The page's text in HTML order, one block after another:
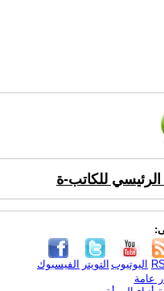
الرئيسي للكاتب-ة
الفيسبوك التويتر اليوتيوب
عامة